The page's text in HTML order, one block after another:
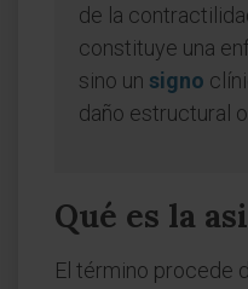
de la
constituye una
sino un signo
daño estructural
Qué es la
El término procede